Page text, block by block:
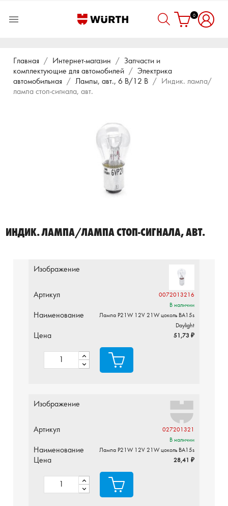
 0
Главная Интернет-магазин
Запчасти и
комплектующие для автомобилей
Электрика
автомобильная
Лампы, авт., 6 В/12 В
Индик. лампа/
лампа стоп-сигнала, авт.
ИНДИК. ЛАМПА/ЛАМПА СТОП-СИГНАЛА, АВТ.
Изображение
Артикул
0072013216
В наличии
Наименование
Лампа P21W 12V 21W цоколь BA15s
Daylight
Цена 51,73 ₽
Изображение
Артикул
027201321
В наличии
Наименование Лампа P21W 12V 21W цоколь BA15s
Цена 28,41 ₽